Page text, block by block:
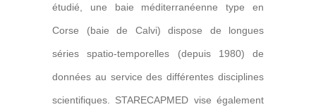
étudié, une baie méditerranéenne type en
Corse (baie de Calvi) dispose de longues
séries spatio-temporelles (depuis 1980) de
données au service des différentes disciplines
scientifiques. STARECAPMED vise également